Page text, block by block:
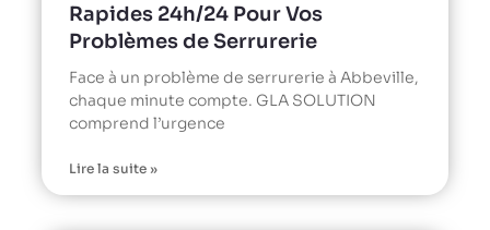
Rapides 24h/24 Pour Vos
Problèmes de Serrurerie
Face à un problème de serrurerie à Abbeville,
chaque minute compte. GLA SOLUTION
comprend l’urgence
Lire la suite »